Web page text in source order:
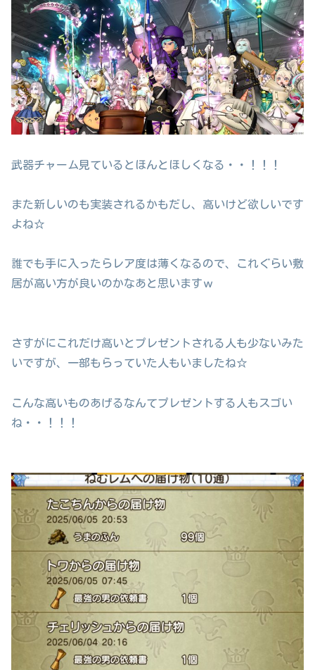
武器チャーム見ているとほんとほしくなる・・！！！
また新しいのも実装されるかもだし、高いけど欲しいです
よね☆
誰でも手に入ったらレア度は薄くなるので、これぐらい敷
居が高い方が良いのかなあと思いますｗ
さすがにこれだけ高いとプレゼントされる人も少ないみた
いですが、一部もらっていた人もいましたね☆
こんな高いものあげるなんてプレゼントする人もスゴい
ね・・！！！